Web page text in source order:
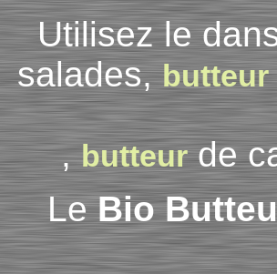
Utilisez le
salades,butteur
,butteurde
LeBio